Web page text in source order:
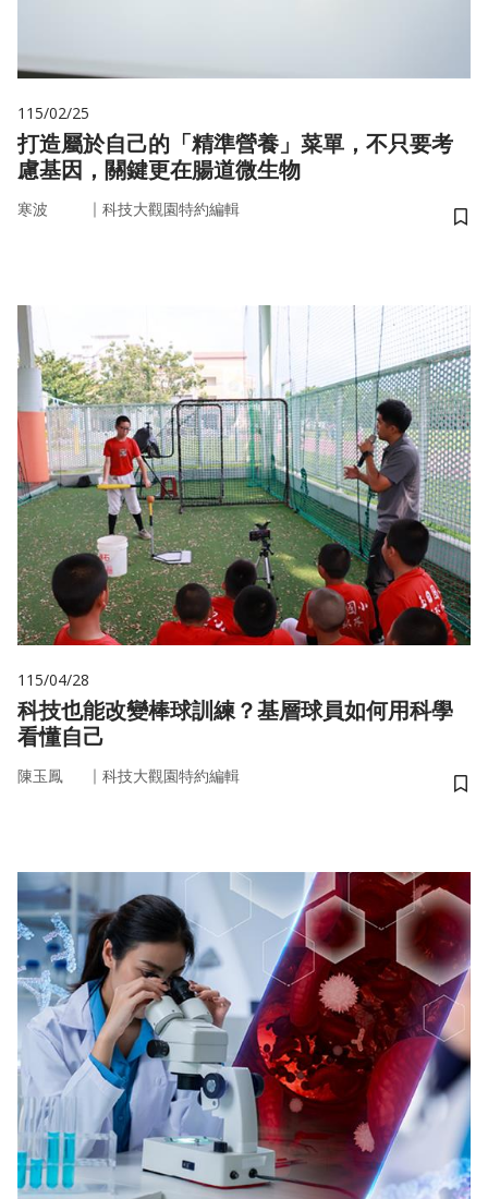
115/02/25
打造屬於自己的「精準營養」菜單，不只要考
慮基因，關鍵更在腸道微生物
寒波 ｜ 科技大觀園特約編輯
儲
115/04/28
科技也能改變棒球訓練？基層球員如何用科學
看懂自己
陳玉鳳 ｜ 科技大觀園特約編輯
儲